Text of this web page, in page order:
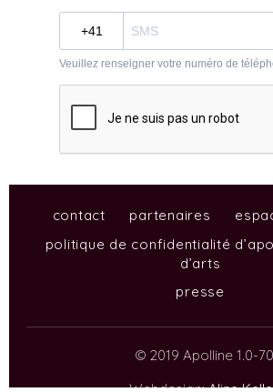
contact partenaires
politique de confidentialité
d’arts
presse
© 2019 Apolline 1.0-70
Webdesign:Aline